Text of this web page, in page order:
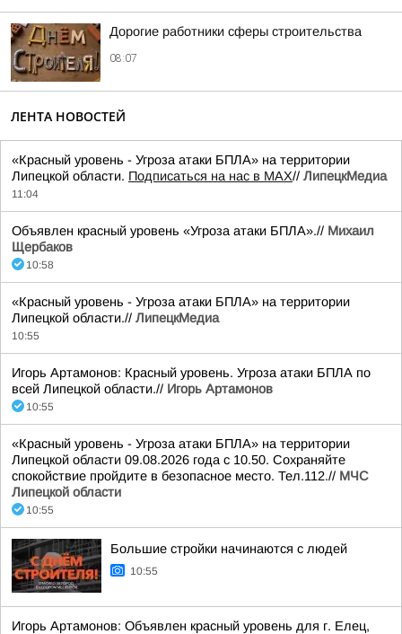
Дорогие работники сферы строительства
08:07
ЛЕНТА НОВОСТЕЙ
«Красный уровень - Угроза атаки БПЛА» на территории
Липецкой области. Подписаться на нас в МАХ// ЛипецкМедиа
11:04
Объявлен красный уровень «Угроза атаки БПЛА».// Михаил
Щербаков
10:58
«Красный уровень - Угроза атаки БПЛА» на территории
Липецкой области.// ЛипецкМедиа
10:55
Игорь Артамонов: Красный уровень. Угроза атаки БПЛА по
всей Липецкой области.// Игорь Артамонов
10:55
«Красный уровень - Угроза атаки БПЛА» на территории
Липецкой области 09.08.2026 года с 10.50. Сохраняйте
спокойствие пройдите в безопасное место. Тел.112.// МЧС
Липецкой области
10:55
Большие стройки начинаются с людей
10:55
Игорь Артамонов: Объявлен красный уровень для г. Елец,